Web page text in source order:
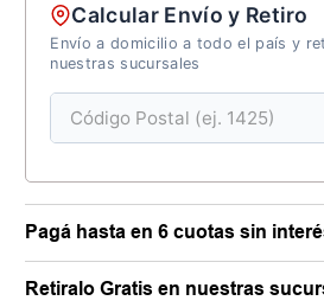
Calcular Envío y Retiro
Envío a domicilio a todo el país y
nuestras sucursales
Pagá hasta en 6 cuotas sin
Retiralo Gratis en nuestras